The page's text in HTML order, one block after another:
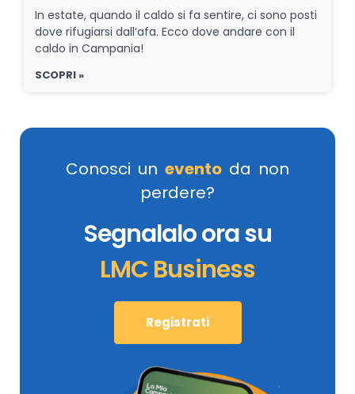
In estate, quando il caldo si fa sentire, ci sono posti
dove rifugiarsi dall’afa. Ecco dove andare con il
caldo in Campania!
SCOPRI »
Conosci un evento da non
perdere?
Segnalalo ora su
LMC Business
Registrati